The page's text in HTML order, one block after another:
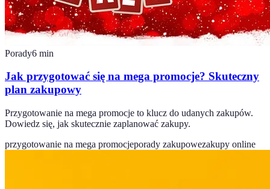
Porady6 min
Jak przygotować się na mega promocje? Skuteczny
plan zakupowy
Przygotowanie na mega promocje to klucz do udanych zakupów.
Dowiedz się, jak skutecznie zaplanować zakupy.
przygotowanie na mega promocjeporady zakupowezakupy online